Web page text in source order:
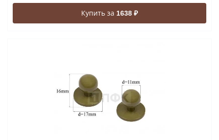
Купить за 1638 ₽